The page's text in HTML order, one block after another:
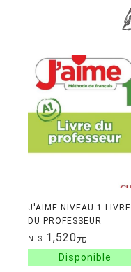
J'AIME NIVEAU 1 LIVRE
DU PROFESSEUR
NT$ 1,520元